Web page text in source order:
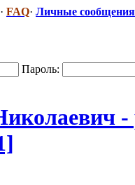
· FAQ· Личные сообщения
Пароль: